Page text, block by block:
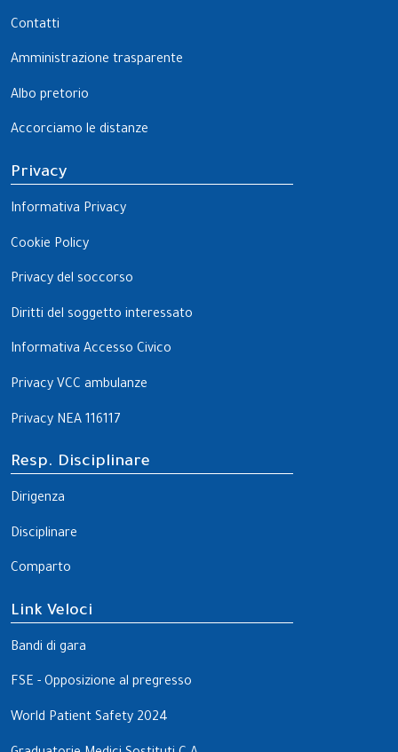
Contatti
Amministrazione trasparente
Albo pretorio
Accorciamo le distanze
Privacy
Informativa Privacy
Cookie Policy
Privacy del soccorso
Diritti del soggetto interessato
Informativa Accesso Civico
Privacy VCC ambulanze
Privacy NEA 116117
Resp. Disciplinare
Dirigenza
Disciplinare
Comparto
Link Veloci
Bandi di gara
FSE - Opposizione al pregresso
World Patient Safety 2024